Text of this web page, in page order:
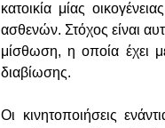
κατοικία μίας
ασθενών. Στόχος είναι
μίσθωση, η οποία έχει
διαβίωσης.
Οι κινητοποιήσεις